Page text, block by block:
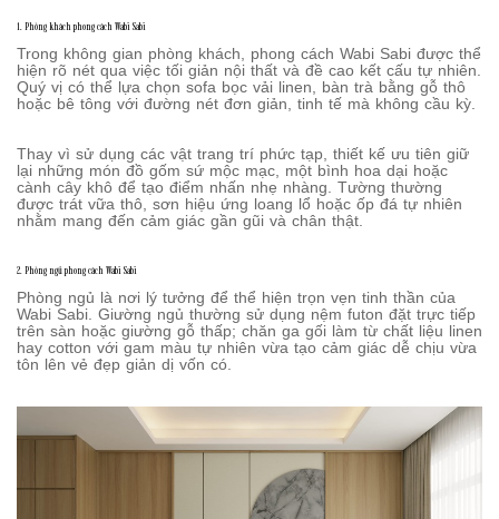
1. Phòng khách phong cách Wabi Sabi
Trong không gian phòng khách, phong cách Wabi Sabi được thể
hiện rõ nét qua việc tối giản nội thất và đề cao kết cấu tự nhiên.
Quý vị có thể lựa chọn sofa bọc vải linen, bàn trà bằng gỗ thô
hoặc bê tông với đường nét đơn giản, tinh tế mà không cầu kỳ.
Thay vì sử dụng các vật trang trí phức tạp, thiết kế ưu tiên giữ
lại những món đồ gốm sứ mộc mạc, một bình hoa dại hoặc
cành cây khô để tạo điểm nhấn nhẹ nhàng. Tường thường
được trát vữa thô, sơn hiệu ứng loang lổ hoặc ốp đá tự nhiên
nhằm mang đến cảm giác gần gũi và chân thật.
2. Phòng ngủ phong cách Wabi Sabi
Phòng ngủ là nơi lý tưởng để thể hiện trọn vẹn tinh thần của
Wabi Sabi. Giường ngủ thường sử dụng nệm futon đặt trực tiếp
trên sàn hoặc giường gỗ thấp; chăn ga gối làm từ chất liệu linen
hay cotton với gam màu tự nhiên vừa tạo cảm giác dễ chịu vừa
tôn lên vẻ đẹp giản dị vốn có.